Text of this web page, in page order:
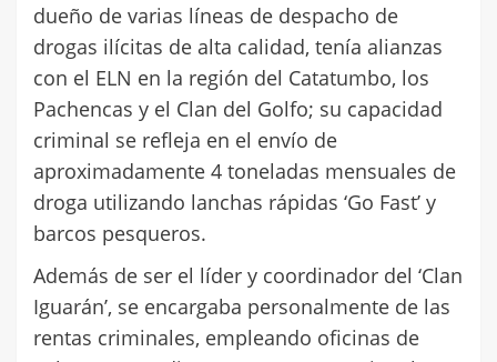
dueño de varias líneas de despacho de
drogas ilícitas de alta calidad, tenía alianzas
con el ELN en la región del Catatumbo, los
Pachencas y el Clan del Golfo; su capacidad
criminal se refleja en el envío de
aproximadamente 4 toneladas mensuales de
droga utilizando lanchas rápidas ‘Go Fast’ y
barcos pesqueros.
Además de ser el líder y coordinador del ‘Clan
Iguarán’, se encargaba personalmente de las
rentas criminales, empleando oficinas de